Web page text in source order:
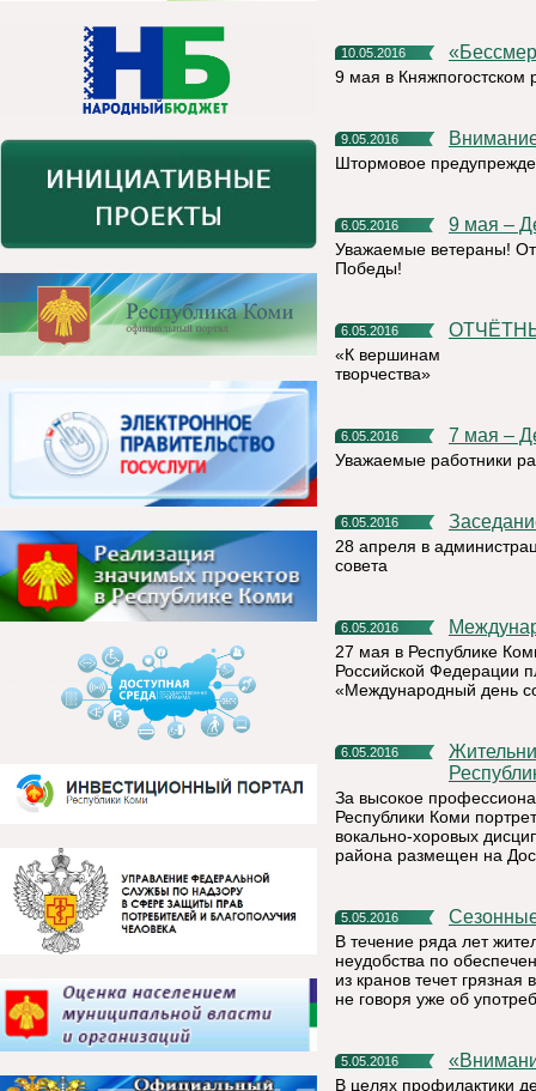
10.05.2016
9 мая в
9.05.2016
Штормовое
6.05.2016 9 мая –
Уважаемые ветераны!
Победы!
6.05.2016
«К вершинам
творчества»
6.05.2016 7 мая –
Уважаемые работники
6.05.2016
28 апреля в
совета
6.05.2016
27 мая в Республике
Российской Федерации
«Международный день
6.05.2016
Жительница г. Емва Надежда Манова – на Доске почета
За высокое
Республики Коми
вокально-хоровых
района размещен на
5.05.2016
В течение ряда лет
неудобства по
из кранов течет
не говоря уже об
5.05.2016
В целях профилактики